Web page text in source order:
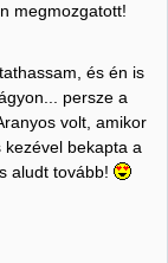
megmozgatott!
és én is
persze a
volt, amikor
bekapta a
aludt tovább!